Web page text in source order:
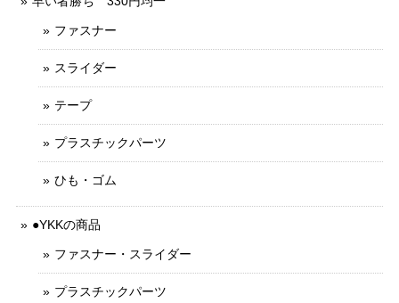
ファスナー
スライダー
テープ
プラスチックパーツ
ひも・ゴム
●YKKの商品
ファスナー・スライダー
プラスチックパーツ